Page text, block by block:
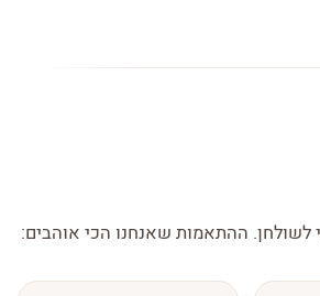
לשולחן. ההתאמות שאנחנו הכי אוהבים: